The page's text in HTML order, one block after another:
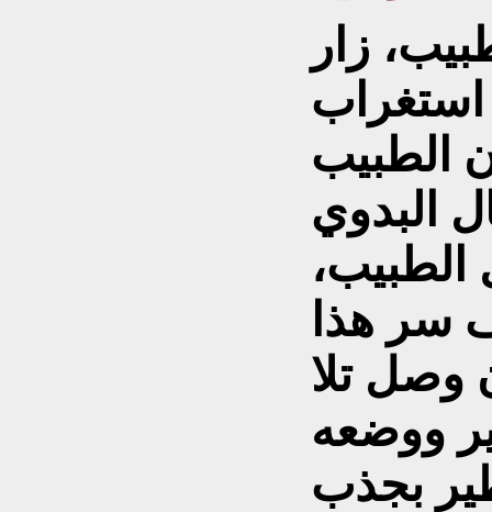
زار
استغراب
الطبيب
البدوي
الطبيب،
سر هذا
وصل تلا
ووضعه
بجذب